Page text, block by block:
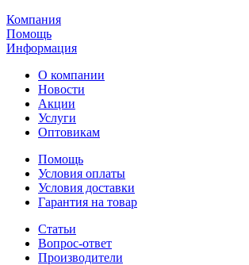
Компания
Помощь
Информация
О компании
Новости
Акции
Услуги
Оптовикам
Помощь
Условия оплаты
Условия доставки
Гарантия на товар
Статьи
Вопрос-ответ
Производители